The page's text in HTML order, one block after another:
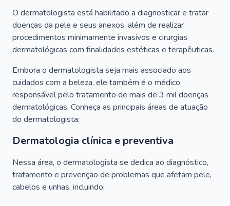
O dermatologista está habilitado a diagnosticar e tratar
doenças da pele e seus anexos, além de realizar
procedimentos minimamente invasivos e cirurgias
dermatológicas com finalidades estéticas e terapêuticas.
Embora o dermatologista seja mais associado aos
cuidados com a beleza, ele também é o médico
responsável pelo tratamento de mais de 3 mil doenças
dermatológicas. Conheça as principais áreas de atuação
do dermatologista:
Dermatologia clínica e preventiva
Nessa área, o dermatologista se dedica ao diagnóstico,
tratamento e prevenção de problemas que afetam pele,
cabelos e unhas, incluindo: